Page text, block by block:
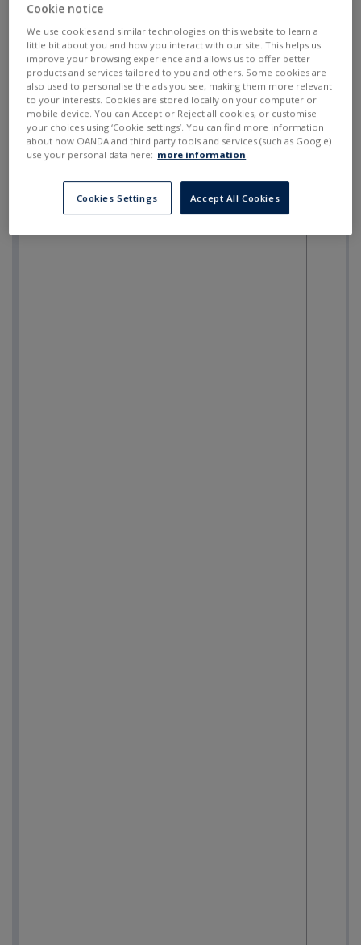
Cookie notice
We use cookies and similar technologies on this website to learn a
little bit about you and how you interact with our site. This helps us
improve your browsing experience and allows us to offer better
products and services tailored to you and others. Some cookies are
also used to personalise the ads you see, making them more relevant
to your interests. Cookies are stored locally on your computer or
mobile device. You can Accept or Reject all cookies, or customise
your choices using ‘Cookie settings’. You can find more information
about how OANDA and third party tools and services (such as Google)
use your personal data here: more information.
Cookies Settings Accept All Cookies